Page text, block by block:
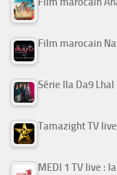
Tamazight TV
MEDI 1 TV live :